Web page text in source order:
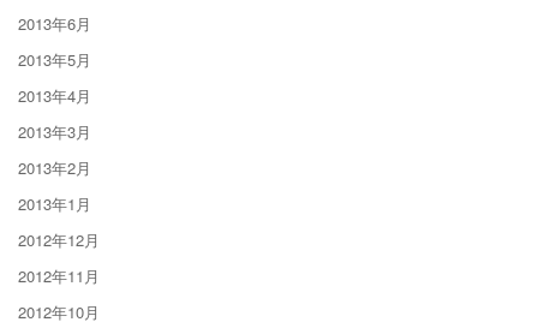
2013年6月
2013年5月
2013年4月
2013年3月
2013年2月
2013年1月
2012年12月
2012年11月
2012年10月